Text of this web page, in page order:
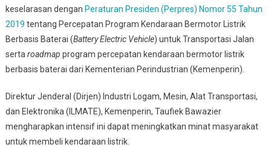
keselarasan dengan Peraturan Presiden (Perpres) Nomor 55 Tahun
2019 tentang Percepatan Program Kendaraan Bermotor Listrik
Berbasis Baterai (Battery Electric Vehicle) untuk Transportasi Jalan
serta roadmap program percepatan kendaraan bermotor listrik
berbasis baterai dari Kementerian Perindustrian (Kemenperin).
Direktur Jenderal (Dirjen) Industri Logam, Mesin, Alat Transportasi,
dan Elektronika (ILMATE), Kemenperin, Taufiek Bawazier
mengharapkan intensif ini dapat meningkatkan minat masyarakat
untuk membeli kendaraan listrik.